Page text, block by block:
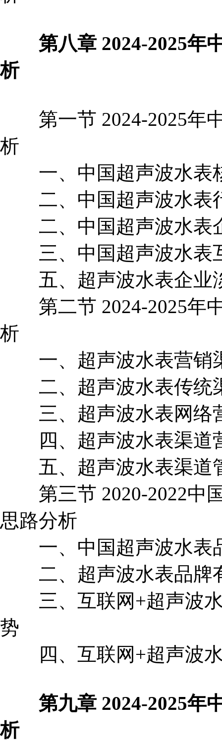
第八章 2024-2025年
析
第一节 2024-2025年
析
一、中国超声波水表
二、中国超声波水表
二、中国超声波水表
三、中国超声波水表
五、超声波水表企业
第二节 2024-2025年
析
一、超声波水表营销
二、超声波水表传统
三、超声波水表网络
四、超声波水表渠道
五、超声波水表渠道
第三节 2020-2022中
思路分析
一、中国超声波水表
二、超声波水表品牌
三、互联网+超声波水
势
四、互联网+超声波水
第九章 2024-2025年
析